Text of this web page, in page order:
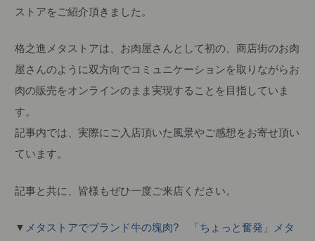
ストアをご紹介頂きました。
格之進メタストアは、お肉屋さんとして初の、商店街のお肉
屋さんのように双方向でコミュニケーションを取りながらお
肉の販売をオンラインのまま実現することを目指していま
す。
記事内では、実際にご入店頂いた風景やご感想をお寄せ頂い
ています。
記事と共に、皆様もぜひ一度ご来店ください。
▼ メタストアでブランド牛の塊肉? 「ちょっと奮発」メタ